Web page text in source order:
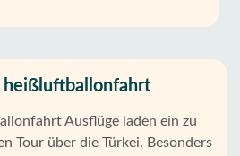
heißluftballonfahrt
Ausflüge laden ein zu
Tour über die Türkei. Besonders